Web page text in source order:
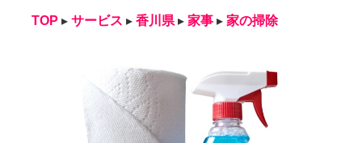
TOP ▸ サービス ▸ 香川県 ▸ 家事 ▸ 家の掃除